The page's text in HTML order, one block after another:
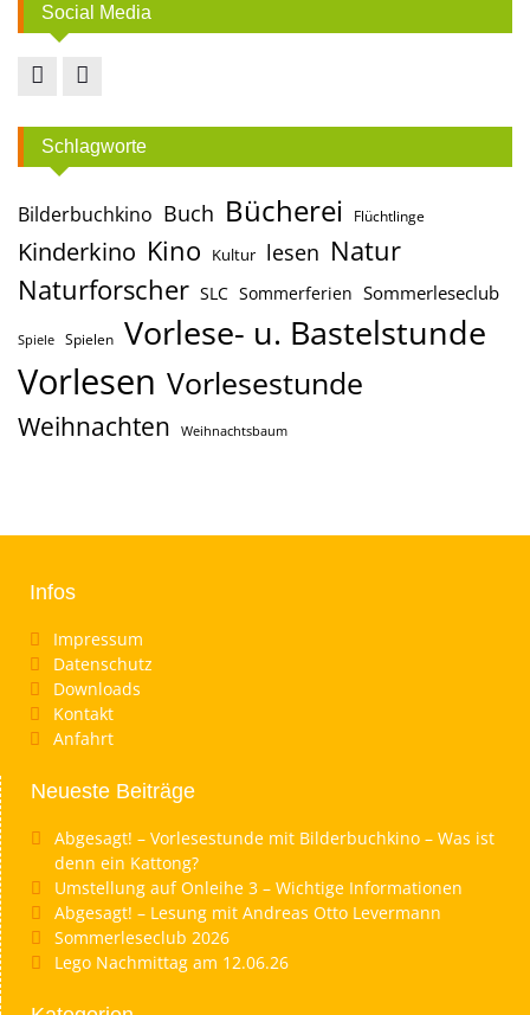
Social Media
Schlagworte
Bilderbuchkino Buch Bücherei Flüchtlinge
Kinderkino Kino Kultur lesen Natur
Naturforscher SLC Sommerferien Sommerleseclub
Spiele Spielen Vorlese- u. Bastelstunde
Vorlesen Vorlesestunde
Weihnachten Weihnachtsbaum
Infos
Impressum
Datenschutz
Downloads
Kontakt
Anfahrt
Neueste Beiträge
Abgesagt! – Vorlesestunde mit Bilderbuchkino – Was ist
denn ein Kattong?
Umstellung auf Onleihe 3 – Wichtige Informationen
Abgesagt! – Lesung mit Andreas Otto Levermann
Sommerleseclub 2026
Lego Nachmittag am 12.06.26